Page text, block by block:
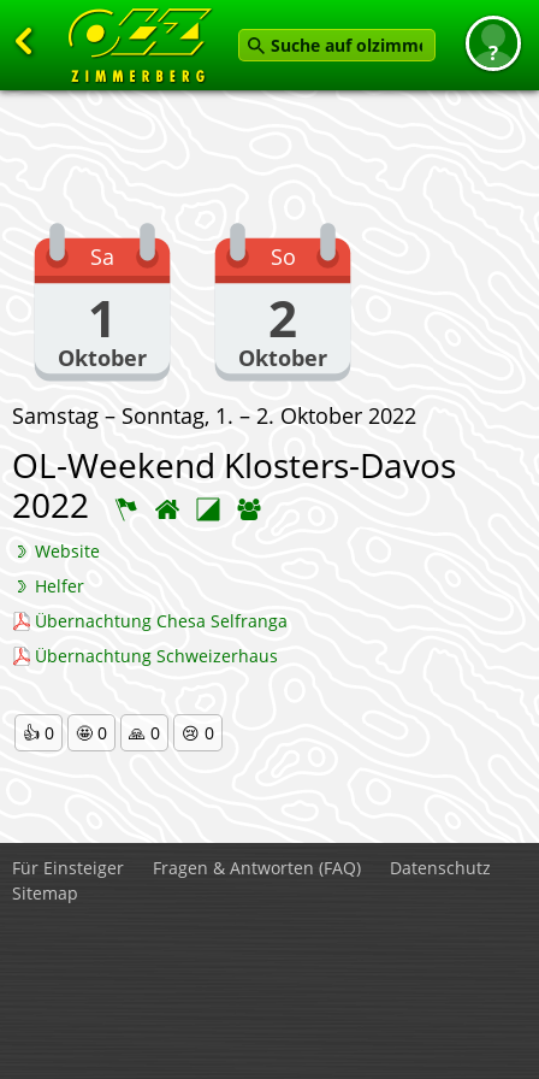
Termine
Angebot
Service
Verein
Feedback geben
Sa
1
Oktober
So
2
Oktober
Samstag – Sonntag, 1. – 2. Oktober 2022
OL-Weekend Klosters-Davos
2022
Website
Helfer
Übernachtung Chesa Selfranga
Übernachtung Schweizerhaus
👍 0 🤩 0 🙏 0 😢 0
Für Einsteiger Fragen & Antworten (FAQ)
Datenschutz
Sitemap